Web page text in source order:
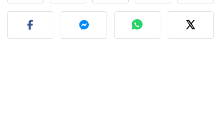
Publier votre photo de